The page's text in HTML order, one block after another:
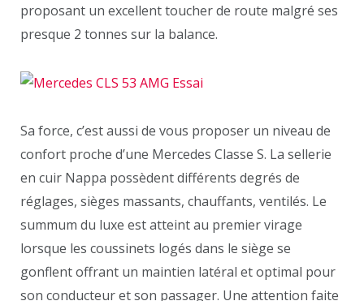
proposant un excellent toucher de route malgré ses
presque 2 tonnes sur la balance.
Sa force, c’est aussi de vous proposer un niveau de
confort proche d’une Mercedes Classe S. La sellerie
en cuir Nappa possèdent différents degrés de
réglages, sièges massants, chauffants, ventilés. Le
summum du luxe est atteint au premier virage
lorsque les coussinets logés dans le siège se
gonflent offrant un maintien latéral et optimal pour
son conducteur et son passager. Une attention faite